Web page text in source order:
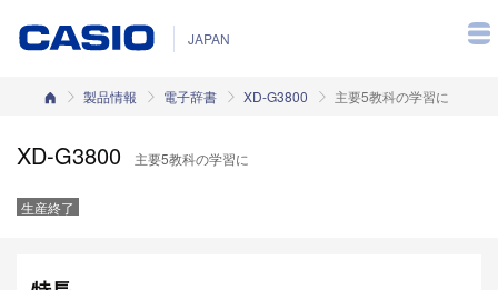
JAPAN
カシオホーム
製品情報 電子辞書 XD-G3800 主要5教科の学習に
XD-G3800 主要5教科の学習に
生産終了